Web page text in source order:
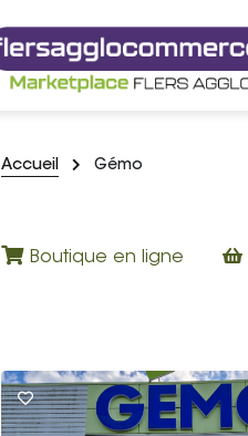
Accueil Gémo
Boutique en ligne